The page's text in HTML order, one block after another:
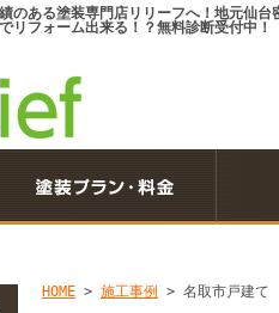
のある塗装専門店リリーフへ！地元仙
リフォーム出来る！？無料診断受付中！
HOME > 施工事例 > 名取市戸建て